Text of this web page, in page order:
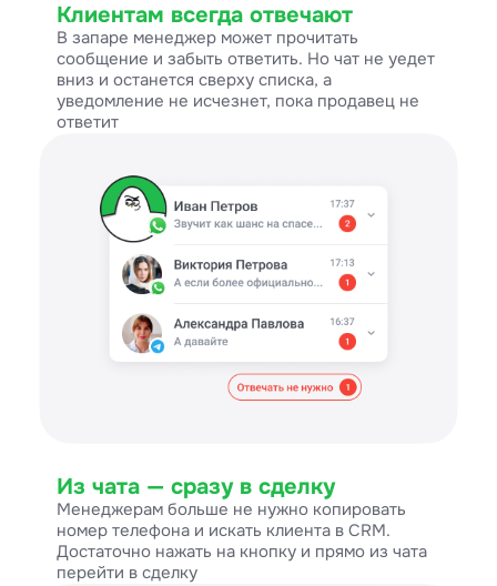
Клиентам всегда отвечают
В запаре менеджер может прочитать
сообщение и забыть ответить. Но чат не уедет
вниз и останется сверху списка, а
уведомление не исчезнет, пока продавец не
ответит
Из чата — сразу в сделку
Менеджерам больше не нужно копировать
номер телефона и искать клиента в CRM.
Достаточно нажать на кнопку и прямо из чата
перейти в сделку